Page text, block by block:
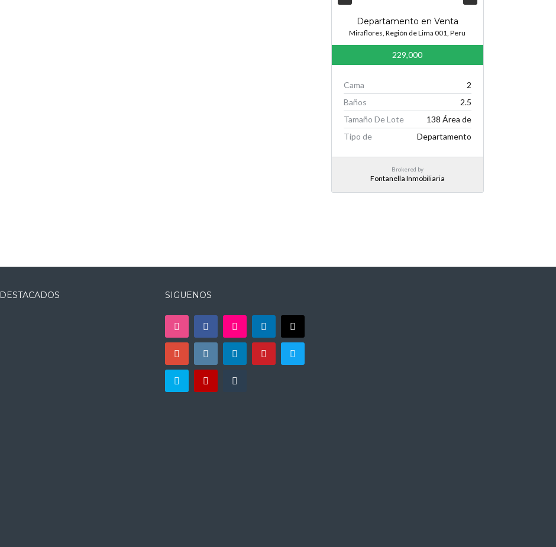
Departamento en Venta
Miraflores, Región de Lima 001, Peru
229,000
Cama
2
Baños
2.5
Tamaño De Lote
138 Área de
Tipo de
Departamento
Brokered by
Fontanella Inmobiliaria
DESTACADOS SIGUENOS